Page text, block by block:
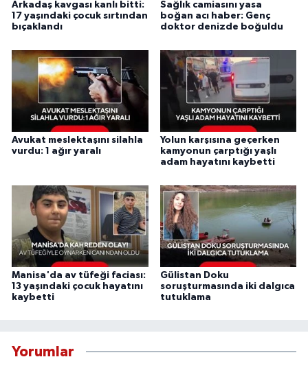
Arkadaş kavgası kanlı bitti:
17 yaşındaki çocuk sırtından
bıçaklandı
Sağlık camiasını yasa
boğan acı haber: Genç
doktor denizde boğuldu
Avukat meslektaşını silahla
vurdu: 1 ağır yaralı
Yolun karşısına geçerken
kamyonun çarptığı yaşlı
adam hayatını kaybetti
Manisa'da av tüfeği faciası:
13 yaşındaki çocuk hayatını
kaybetti
Gülistan Doku
soruşturmasında iki dalgıca
tutuklama
Yorumlar